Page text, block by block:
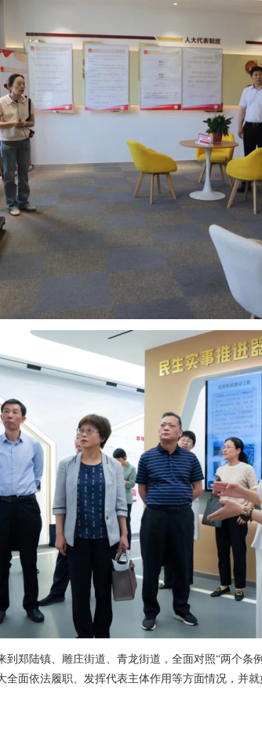
到郑陆镇、雕庄街道、青龙街道，全面对照“两个条
全面依法履职、发挥代表主体作用等方面情况，并